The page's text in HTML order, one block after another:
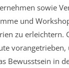
sowie
und
zu erleichtern.
Bewusstsein in